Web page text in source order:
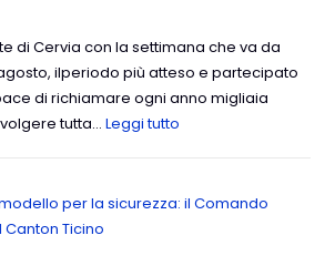
di Cervia con la settimana che va da
ilperiodo più atteso e partecipato
di richiamare ogni anno migliaia
tutta…Leggi tutto
per la sicurezza: il Comando
Ticino